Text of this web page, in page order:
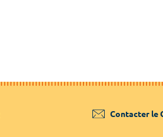
Contacter le